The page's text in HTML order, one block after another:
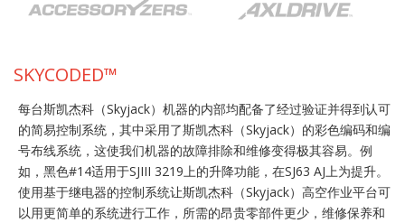
SKYCODED™
每台斯凯杰科（Skyjack）机器的内部均配备了经过验证并得到认可
的简易控制系统，其中采用了斯凯杰科（Skyjack）的彩色编码和编
号布线系统，这使我们机器的故障排除和维修变得极其容易。例
如，黑色#14适用于SJIII 3219上的升降功能，在SJ63 AJ上为提升。
使用基于继电器的控制系统让斯凯杰科（Skyjack）高空作业平台可
以用更简单的系统进行工作，所需的昂贵零部件更少，维修保养和